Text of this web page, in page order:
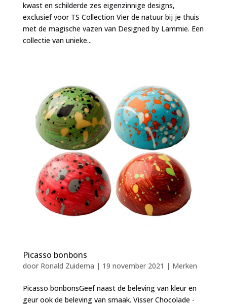
kwast en schilderde zes eigenzinnige designs,
exclusief voor TS Collection Vier de natuur bij je thuis
met de magische vazen van Designed by Lammie. Een
collectie van unieke...
Picasso bonbons
door Ronald Zuidema | 19 november 2021 | Merken
Picasso bonbonsGeef naast de beleving van kleur en
geur ook de beleving van smaak. Visser Chocolade -